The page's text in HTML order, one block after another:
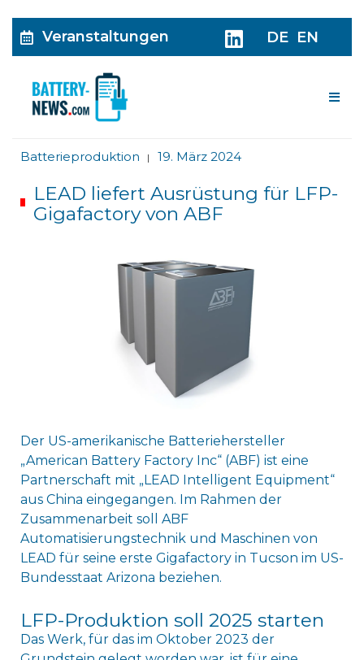
Veranstaltungen DE EN
Batterieproduktion | 19. März 2024
LEAD liefert Ausrüstung für LFP-
Gigafactory von ABF
Der US-amerikanische Batteriehersteller
„American Battery Factory Inc“ (ABF) ist eine
Partnerschaft mit „LEAD Intelligent Equipment“
aus China eingegangen. Im Rahmen der
Zusammenarbeit soll ABF
Automatisierungstechnik und Maschinen von
LEAD für seine erste Gigafactory in Tucson im US-
Bundesstaat Arizona beziehen.
LFP-Produktion soll 2025 starten
Das Werk, für das im Oktober 2023 der